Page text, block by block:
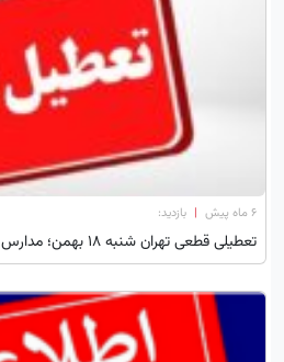
۶ ماه پیش | بازدید:
تعطیلی قطعی تهران شنبه 18 بهمن؛ مدارس هم تعطیل شد